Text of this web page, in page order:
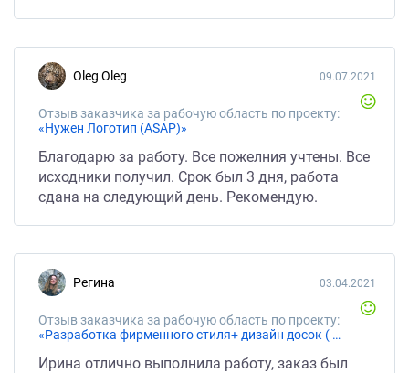
Oleg Oleg
Отзыв заказчика за рабочую область по проекту:
«Нужен Логотип (ASAP)»
09.07.2021
Благодарю за работу. Все пожелния учтены. Все
иcxодники получил. Срок был 3 дня, работа
сдана на следующий день. Рекомендую.
Регина
Отзыв заказчика за рабочую область по проекту:
«Разработка фирменного стиля+ дизайн досок ( 21 шт)»
03.04.2021
Ирина отлично выполнила работу, заказ был